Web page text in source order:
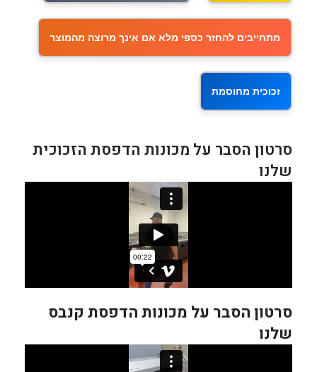
מתחייבים להחזר כספי מלא אם אינך מרוצה מהמוצר
זכוכית מחוסמת
סרטון הסבר על מכונות הדפסת הזכוכית
שלנו
סרטון הסבר על מכונות הדפסת קנבס
שלנו